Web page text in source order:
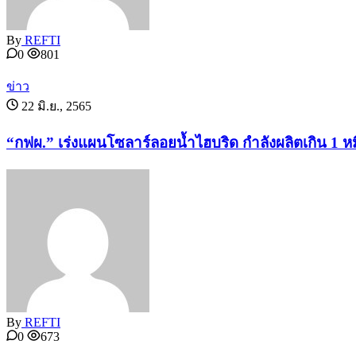
By REFTI
0
801
ข่าว
22 มิ.ย., 2565
“กฟผ.” เร่งแผนโซลาร์ลอยน้ำไฮบริด กำลังผลิตเกิน 1
By REFTI
0
673